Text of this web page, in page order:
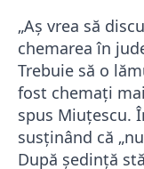
„Aș vrea să
chemarea în
Trebuie să o
fost chemați
spus Miuțescu.
susținând că
După ședință